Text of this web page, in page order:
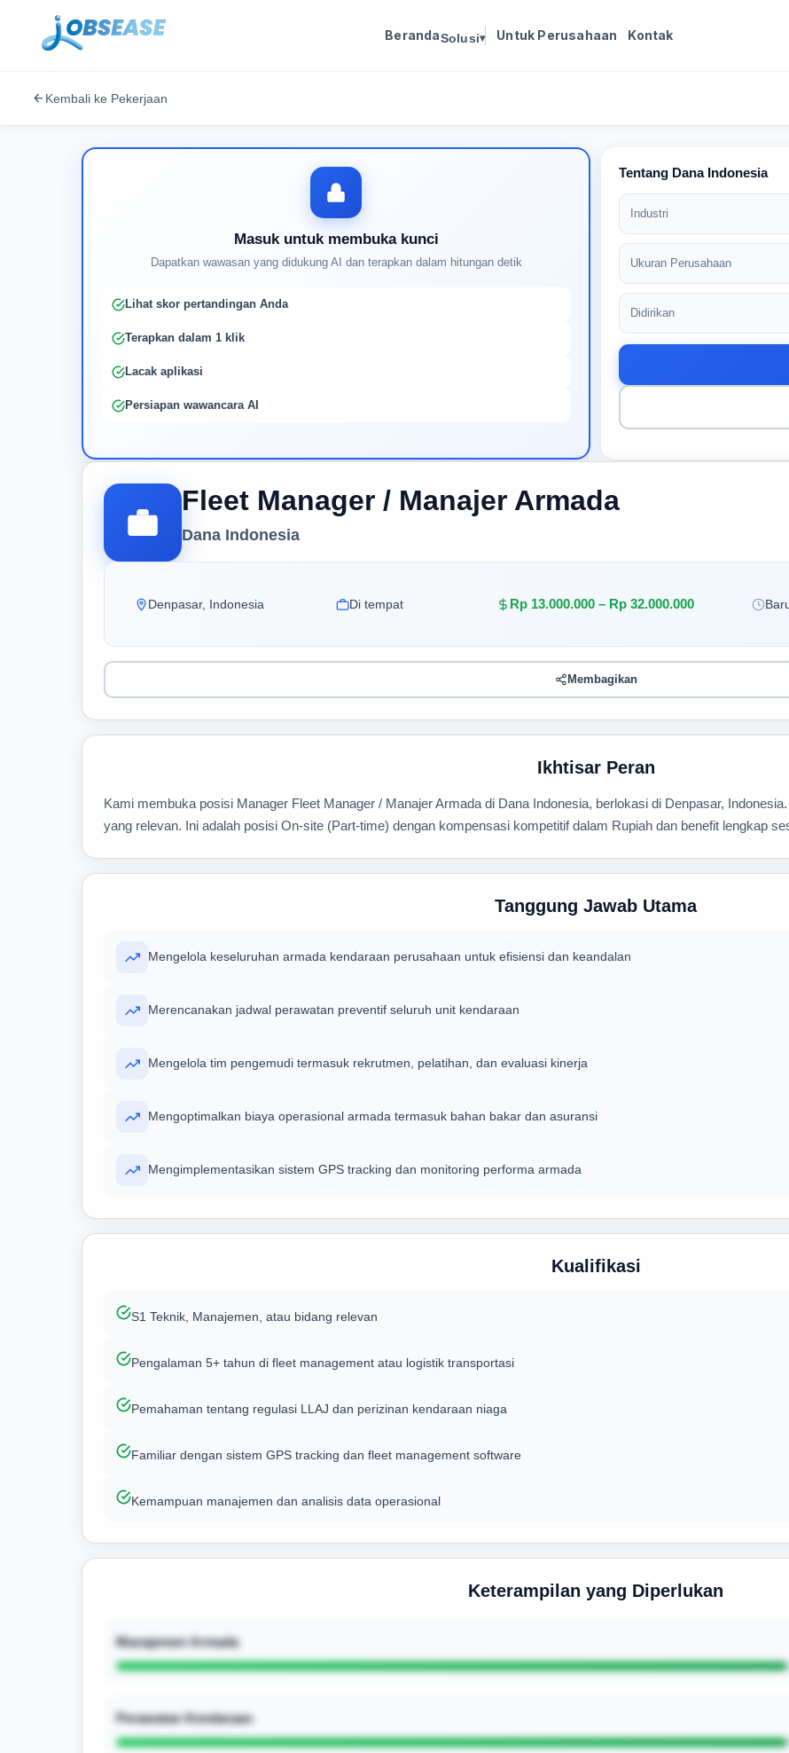
BerandaSolusi▾ Untuk Perusahaan Kontak
Kembali ke Pekerjaan
Fleet Manager / Manajer Armada
Dana Indonesia
Denpasar, Indonesia Di tempat Rp 13.000.000 – Rp 32.000.000
Membagikan
Ikhtisar Peran
Kami membuka posisi Manager Fleet Manager / Manajer Armada di Dana Indonesia, berlokasi di Denpasar,
yang relevan. Ini adalah posisi On-site (Part-time) dengan kompensasi kompetitif dalam Rupiah dan benefit lengkap
Tanggung Jawab Utama
Mengelola keseluruhan armada kendaraan perusahaan untuk efisiensi dan keandalan
Merencanakan jadwal perawatan preventif seluruh unit kendaraan
Mengelola tim pengemudi termasuk rekrutmen, pelatihan, dan evaluasi kinerja
Mengoptimalkan biaya operasional armada termasuk bahan bakar dan asuransi
Mengimplementasikan sistem GPS tracking dan monitoring performa armada
Kualifikasi
S1 Teknik, Manajemen, atau bidang relevan
Pengalaman 5+ tahun di fleet management atau logistik transportasi
Pemahaman tentang regulasi LLAJ dan perizinan kendaraan niaga
Familiar dengan sistem GPS tracking dan fleet management software
Kemampuan manajemen dan analisis data operasional
Keterampilan yang Diperlukan
Manajemen Armada
Perawatan Kendaraan
Masuk untuk membuka kunci
Dapatkan wawasan yang didukung AI dan terapkan dalam hitungan detik
Lihat skor pertandingan Anda
Terapkan dalam 1 klik
Lacak aplikasi
Persiapan wawancara AI
Tentang Dana Indonesia
Industri
Ukuran Perusahaan
Didirikan